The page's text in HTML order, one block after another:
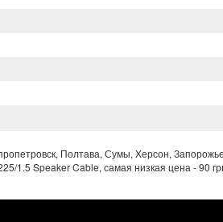
Полтава, Сумы, Херсон,
1.5 Speaker Cable, самая низкая цена - 90